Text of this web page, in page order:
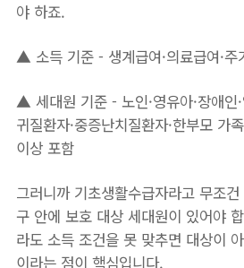
야 하죠.
▲ 소득 기준 - 생계급여·의료급여·주
▲ 세대원 기준 - 노인·영유아·장애인·
귀질환자·중증난치질환자·한부모 가
이상 포함
그러니까 기초생활수급자라고 무조
구 안에 보호 대상 세대원이 있어야
라도 소득 조건을 못 맞추면 대상이
이라는 점이 핵심입니다.